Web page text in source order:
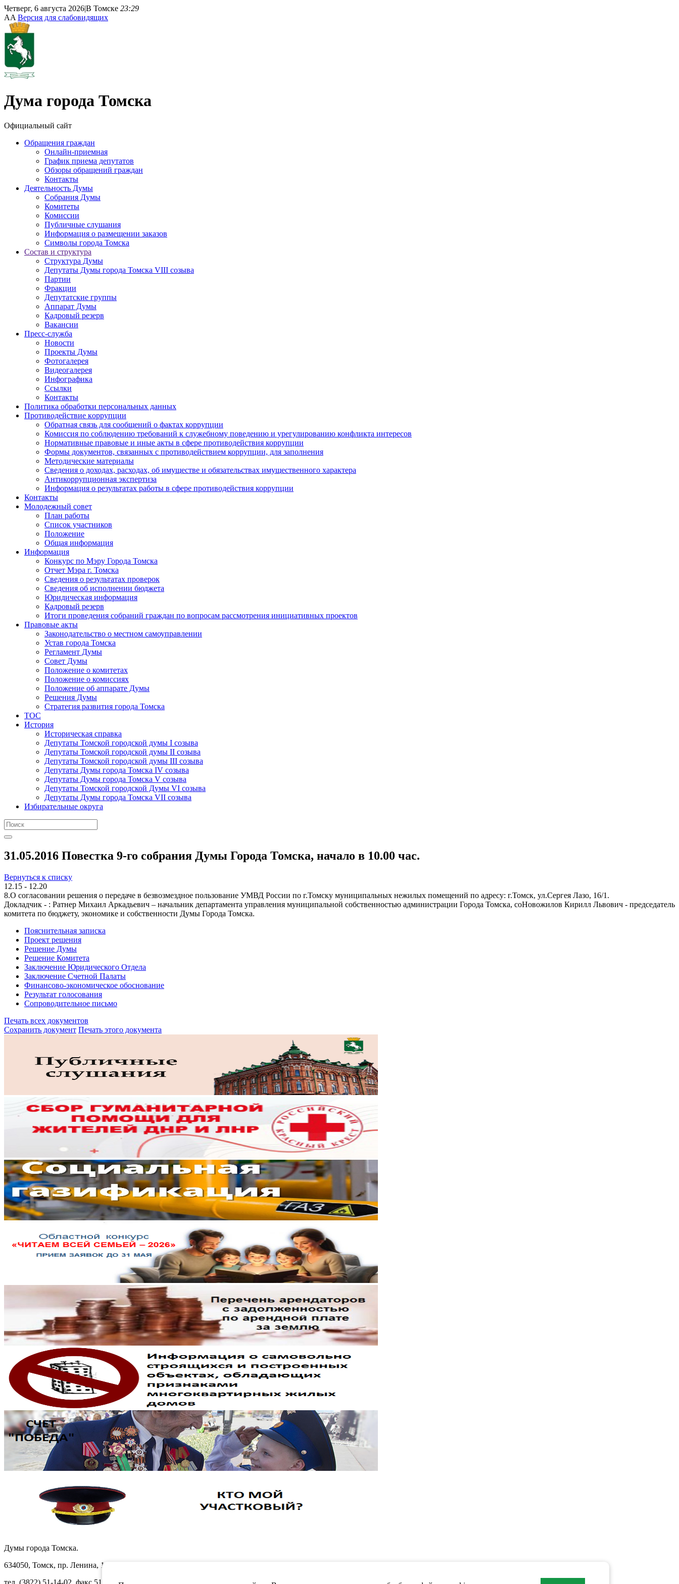
Четверг, 6 августа 2026|В Томске 23:29
AA Версия для слабовидящих
Дума города Томска
Официальный сайт
Обращения граждан
Онлайн-приемная
График приема депутатов
Обзоры обращений граждан
Контакты
Деятельность Думы
Собрания Думы
Комитеты
Комиссии
Публичные слушания
Информация о размещении заказов
Символы города Томска
Состав и структура
Структура Думы
Депутаты Думы города Томска VIII созыва
Партии
Фракции
Депутатские группы
Аппарат Думы
Кадровый резерв
Вакансии
Пресс-служба
Новости
Проекты Думы
Фотогалерея
Видеогалерея
Инфографика
Ссылки
Контакты
Политика обработки персональных данных
Прoтивoдeйствие кoрpупции
Обратная связь для сообщений о фактах коррупции
Комиссия по соблюдению требований к служебному поведению и урегулированию конфликта интересов
Нормативные правовые и иные акты в сфере противодействия коррупции
Формы документов, связанных с противодействием коррупции, для заполнения
Методические материалы
Сведения о доходах, расходах, об имуществе и обязательствах имущественного характера
Антикоррупционная экспертиза
Информация о результатах работы в сфере противодействия коррупции
Контакты
Молодежный совет
План работы
Список участников
Положение
Общая информация
Информация
Конкурс по Мэру Города Томска
Отчет Мэра г. Томска
Сведения о результатах проверок
Сведения об исполнении бюджета
Юридическая информация
Кадровый резерв
Итоги проведения собраний граждан по вопросам рассмотрения инициативных проектов
Правовые акты
Законодательство о местном самоуправлении
Устав города Томска
Регламент Думы
Совет Думы
Положение о комитетах
Положение о комиссиях
Положение об аппарате Думы
Решения Думы
Стратегия развития города Томска
ТОС
История
Историческая справка
Депутаты Томской городской думы I созыва
Депутаты Томской городской думы II созыва
Депутаты Томской городской думы III созыва
Депутаты Думы города Томска IV созыва
Депутаты Думы города Томска V созыва
Депутаты Томской городской Думы VI созыва
Депутаты Думы города Томска VII созыва
Избирательные округа
31.05.2016 Повестка 9-го собрания Думы Города Томска, начало в 10.00 час.
Вернуться к списку
12.15 - 12.20
8.О согласовании решения о передаче в безвозмездное пользование УМВД России по г.Томску муниципальных нежилых помещений по адресу: г.Томск, ул.Сергея Лазо, 16/1.
Докладчик - : Ратнер Михаил Аркадьевич – начальник департамента управления муниципальной собственностью администрации Города Томска, соНовожилов Кирилл Львович - председатель
комитета по бюджету, экономике и собственности Думы Города Томска.
Пояснительная записка
Проект решения
Решение Думы
Решение Комитета
Заключение Юридического Отдела
Заключение Счетной Палаты
Финансово-экономическое обоснование
Результат голосования
Сопроводительное письмо
Печать всех документов
Сохранить документ Печать этого документа
Думы города Томска.
634050, Томск, пр. Ленина, 105
тел. (3822) 51-14-02, факс 51-10-71